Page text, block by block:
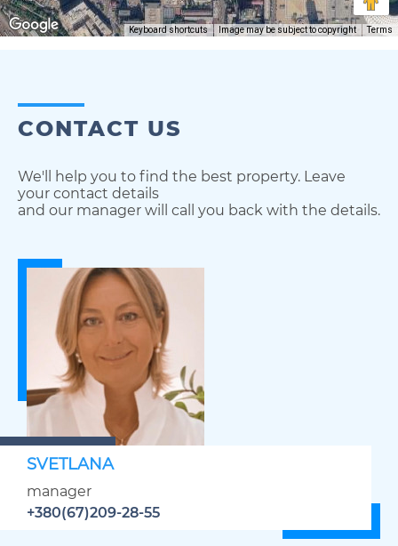
Keyboard shortcuts Image may be subject to copyright Terms
CONTACT US
We'll help you to find the best property. Leave
your contact details
and our manager will call you back with the details.
SVETLANA
manager
+380(67)209-28-55